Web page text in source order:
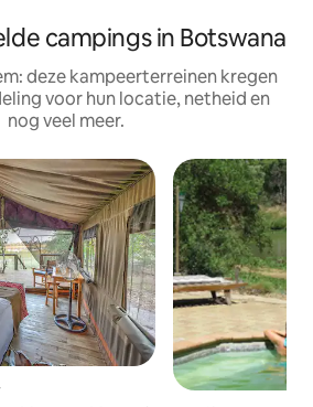
campings in Botswana
deze kampeerterreinen kregen
voor hun locatie, netheid en
nog veel meer.